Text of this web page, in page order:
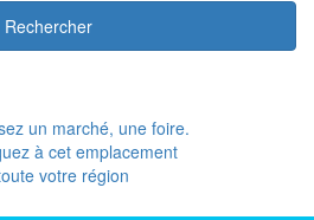
Rechercher
un marché, une foire.
à cet emplacement
votre région